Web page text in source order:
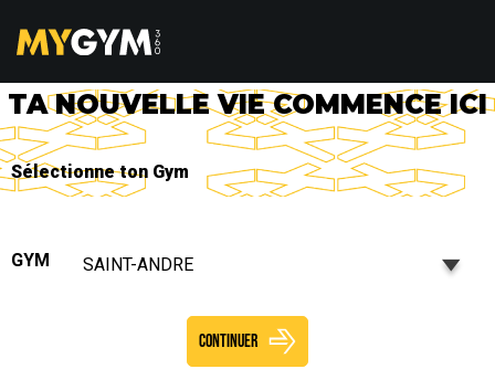
TA NOUVELLE VIE COMMENCE ICI
Sélectionne ton Gym
GYM SAINT-ANDRE
CONTINUER